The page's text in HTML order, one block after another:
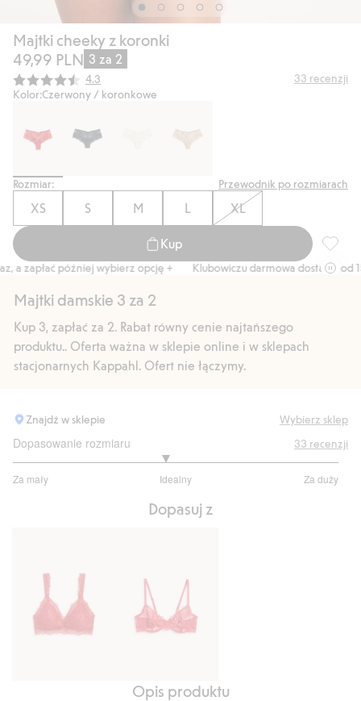
Majtki cheeky z koronki
49,99 PLN 3 za 2
Średnia ocena:
4.3 33 recenzji
Kolor:Czerwony / koronkowe
Rozmiar: Przewodnik po rozmiarach
XS S M L XL
Kup
zapłać później wybierz opcję + Klubowiczu darmowa dostawa od 150
Majtki damskie 3 za 2
Kup 3, zapłać za 2. Rabat równy cenie najtańszego
produktu.. Oferta ważna w sklepie online i w sklepach
stacjonarnych Kappahl. Ofert nie łączymy.
Znajdź w sklepie Wybierz sklep
Dopasowanie rozmiaru
Za mały Idealny Za duży
na
33 recenzji
Dopasuj z
StanikOpis produktu